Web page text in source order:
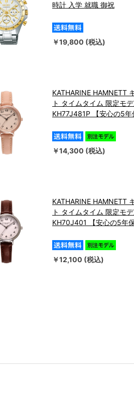
時計 入学 就職 御祝
￥19,800 (税込)
KATHARINE HAMNETT
ト タイムタイム 限定モ
KH77J481P 【安心の5年
￥14,300 (税込)
KATHARINE HAMNETT
ト タイムタイム 限定モ
KH70J401 【安心の5年保
￥12,100 (税込)